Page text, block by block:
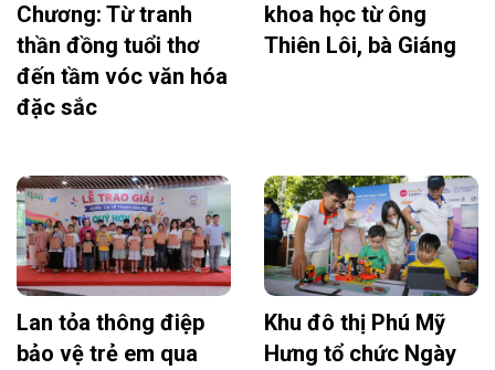
Chương: Từ tranh
thần đồng tuổi thơ
đến tầm vóc văn hóa
đặc sắc
khoa học từ ông
Thiên Lôi, bà Giáng
Lan tỏa thông điệp
bảo vệ trẻ em qua
Khu đô thị Phú Mỹ
Hưng tổ chức Ngày